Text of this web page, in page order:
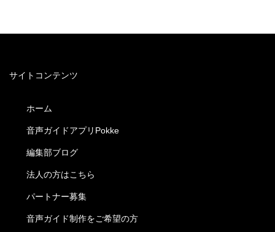
サイトコンテンツ
ホーム
音声ガイドアプリPokke
編集部ブログ
法人の方はこちら
パートナー募集
音声ガイド制作をご希望の方